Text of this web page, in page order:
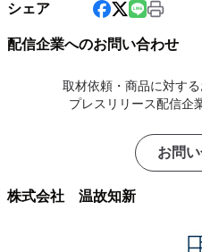
シェア
配信企業へのお問い合わせ
取材依頼・商品に対する
プレスリリース配信企
お問
株式会社 温故知新